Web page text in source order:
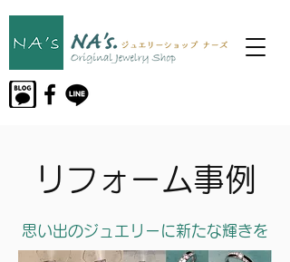
リフォーム事例
思い出のジュエリーに新たな輝きを